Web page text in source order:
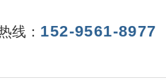
线： 152-9561-8977